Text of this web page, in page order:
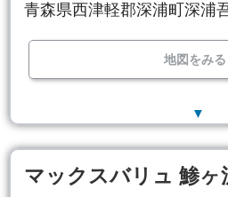
青森県西津軽郡深浦町深浦
地図をみる
▼
マックスバリュ 鯵ヶ